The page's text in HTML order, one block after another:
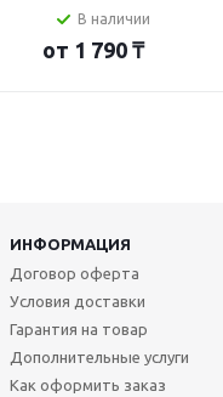
В наличии
от 1 790 ₸
ИНФОРМАЦИЯ
Договор оферта
Условия доставки
Гарантия на товар
Дополнительные услуги
Как оформить заказ